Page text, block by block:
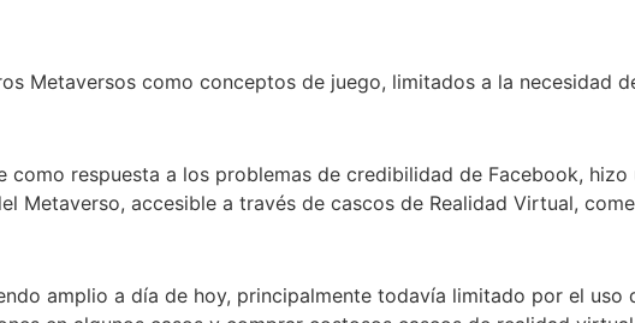
Metaversos como conceptos de juego, limitados a la necesidad
como respuesta a los problemas de credibilidad de Facebook,
Metaverso, accesible a través de cascos de Realidad Virtual,
amplio a día de hoy, principalmente todavía limitado por el